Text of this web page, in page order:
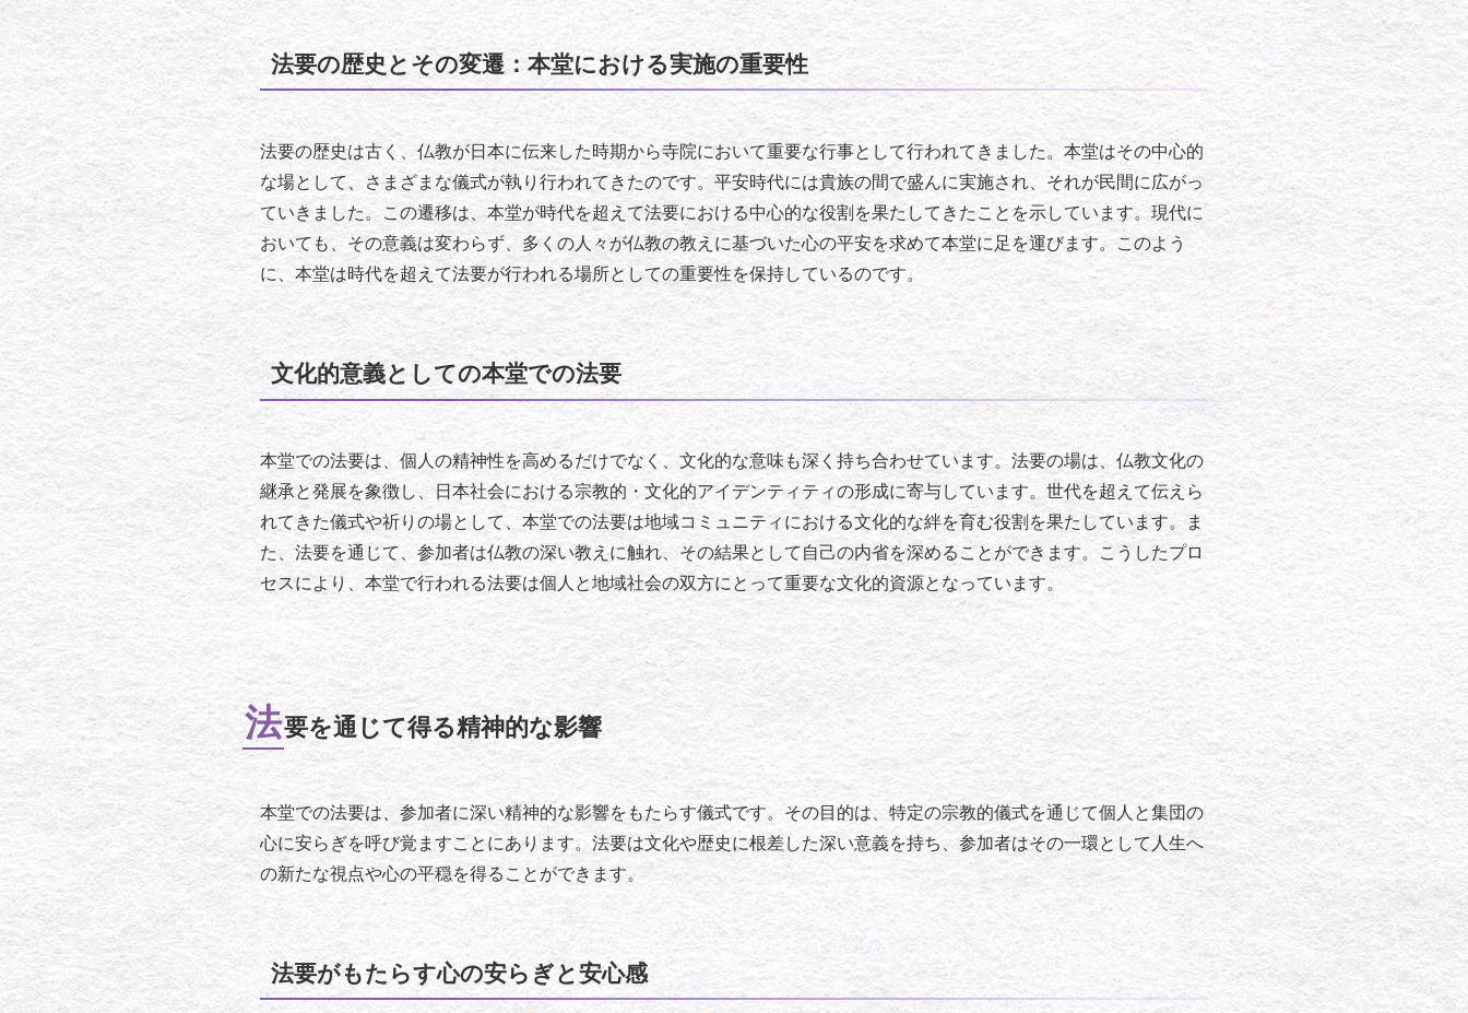
法要の歴史とその変遷：本堂における実施の重要性
法要の歴史は古く、仏教が日本に伝来した時期から寺院において重要な行事として行われてきました。本堂はその中心的
な場として、さまざまな儀式が執り行われてきたのです。平安時代には貴族の間で盛んに実施され、それが民間に広がっ
ていきました。この遷移は、本堂が時代を超えて法要における中心的な役割を果たしてきたことを示しています。現代に
おいても、その意義は変わらず、多くの人々が仏教の教えに基づいた心の平安を求めて本堂に足を運びます。このよう
に、本堂は時代を超えて法要が行われる場所としての重要性を保持しているのです。
文化的意義としての本堂での法要
本堂での法要は、個人の精神性を高めるだけでなく、文化的な意味も深く持ち合わせています。法要の場は、仏教文化の
継承と発展を象徴し、日本社会における宗教的・文化的アイデンティティの形成に寄与しています。世代を超えて伝えら
れてきた儀式や祈りの場として、本堂での法要は地域コミュニティにおける文化的な絆を育む役割を果たしています。ま
た、法要を通じて、参加者は仏教の深い教えに触れ、その結果として自己の内省を深めることができます。こうしたプロ
セスにより、本堂で行われる法要は個人と地域社会の双方にとって重要な文化的資源となっています。
法要を通じて得る精神的な影響
本堂での法要は、参加者に深い精神的な影響をもたらす儀式です。その目的は、特定の宗教的儀式を通じて個人と集団の
心に安らぎを呼び覚ますことにあります。法要は文化や歴史に根差した深い意義を持ち、参加者はその一環として人生へ
の新たな視点や心の平穏を得ることができます。
法要がもたらす心の安らぎと安心感